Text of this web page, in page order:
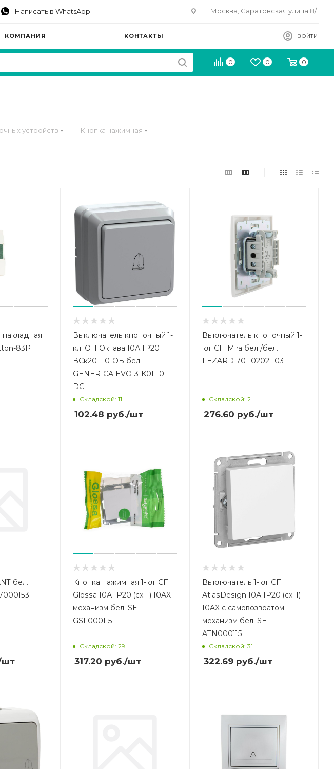
Написать в WhatsApp г. Москва, Саратовская улица 8/1
ВОЙТИ
КОМПАНИЯ КОНТАКТЫ
0 0 0
устройств — Кнопка нажимная
83P
Выключатель кнопочный 1-
кл. ОП Октава 10А IP20
ВСк20-1-0-ОБ бел.
GENERICA EVO13-K01-10-
DC
Складской: 11
102.48 руб./шт
Выключатель кнопочный 1-
кл. СП Mira бел./бел.
LEZARD 701-0202-103
Складской: 2
276.60 руб./шт
бел.
Кнопка нажимная 1-кл. СП
Glossa 10А IP20 (сх. 1) 10AX
механизм бел. SE
GSL000115
Складской: 29
317.20 руб./шт
Выключатель 1-кл. СП
AtlasDesign 10А IP20 (сх. 1)
10AX с самовозвратом
механизм бел. SE
ATN000115
Складской: 31
322.69руб./шт